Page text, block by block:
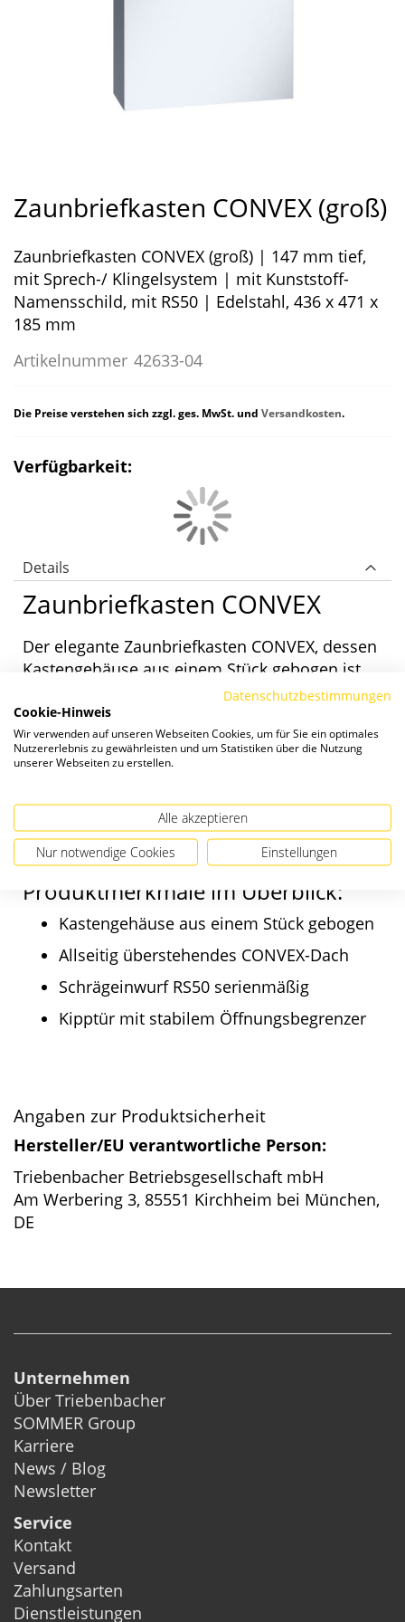
der
springen
Zaunbriefkasten CONVEX (groß)
Zaunbriefkasten CONVEX (groß) | 147 mm tief,
mit Sprech-/ Klingelsystem | mit Kunststoff-
Namensschild, mit RS50 | Edelstahl, 436 x 471 x
185 mm
Artikelnummer 42633-04
Die Preise verstehen sich zzgl. ges. MwSt. und Versandkosten.
Verfügbarkeit:
Details
Zaunbriefkasten CONVEX
Der elegante Zaunbriefkasten CONVEX, dessen
Kastengehäuse aus einem Stück gebogen ist,
verfügt neben dem allseitig überstehenden
Regendach über einen Schrägeinwurf. Dieser
ermöglicht einen problemlosen Einwurf
dickerer Zeitungen und Zeitschriften. Der
Entnahme von hinten. Erhältlich aus Galfan-
Stahl oder Edelstahl V4A.
Produktmerkmale im Überblick:
Kastengehäuse aus einem Stück gebogen
Allseitig überstehendes CONVEX-Dach
Schrägeinwurf RS50 serienmäßig
Kipptür mit stabilem Öffnungsbegrenzer
Angaben zur Produktsicherheit
Hersteller/EU verantwortliche Person:
Triebenbacher Betriebsgesellschaft mbH
Am Werbering 3, 85551 Kirchheim bei München,
DE
Unternehmen
Über Triebenbacher
SOMMER Group
Karriere
News / Blog
Newsletter
Service
Kontakt
Versand
Zahlungsarten
Dienstleistungen
Datenschutzbestimmungen
Cookie-Hinweis
Wir verwenden auf unseren Webseiten Cookies, um für Sie ein optimales
Nutzererlebnis zu gewährleisten und um Statistiken über die Nutzung
unserer Webseiten zu erstellen.
Alle akzeptieren
Nur notwendige Cookies Einstellungen